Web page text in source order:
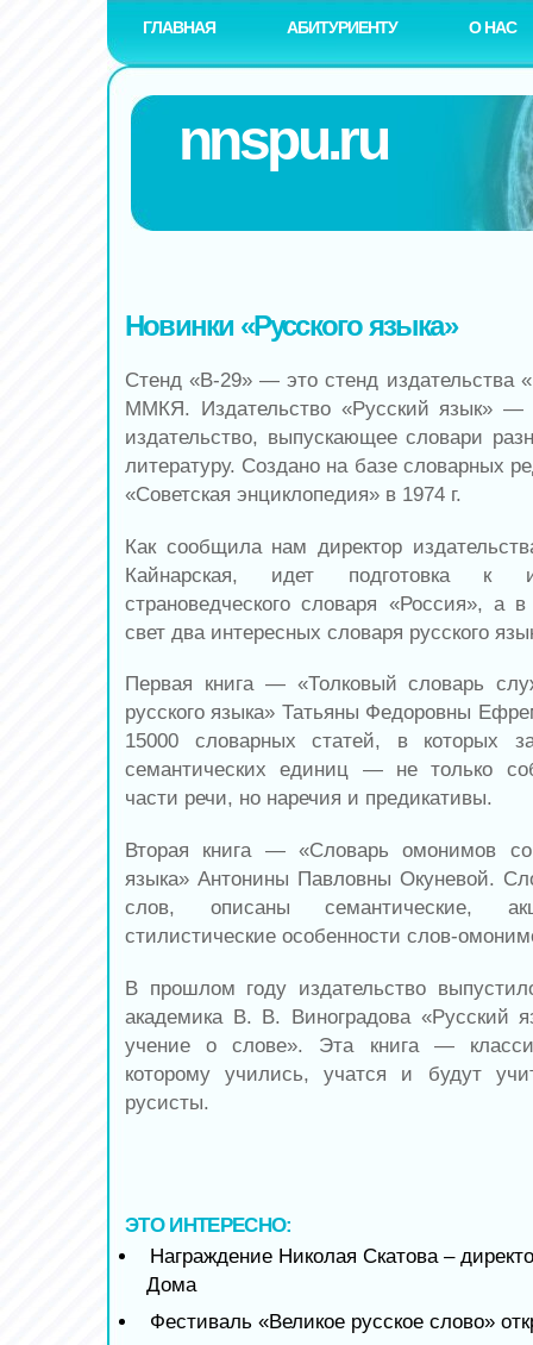
ГЛАВНАЯ АБИТУРИЕНТУ О НАС
nnspu.ru
Новинки «Русского языка»
Стенд «В-29» — это стенд издательства
ММКЯ. Издательство «Русский язык» —
издательство, выпускающее словари
литературу. Создано на базе словарных
«Советская энциклопедия» в 1974 г.
Как сообщила нам директор
Кайнарская, идет подготовка к
страноведческого словаря «Россия»,
свет два интересных словаря русского
Первая книга — «Толковый словарь
русского языка» Татьяны Федоровны
15000 словарных статей, в которых
семантических единиц — не только
части речи, но наречия и предикативы.
Вторая книга — «Словарь омонимов
языка» Антонины Павловны Окуневой.
слов, описаны семантические,
стилистические особенности слов-
В прошлом году издательство
академика В. В. Виноградова «Русский
учение о слове». Эта книга —
которому учились, учатся и будут
русисты.
ЭТО ИНТЕРЕСНО:
Награждение Николая Скатова –
Дома
Фестиваль «Великое русское слово»